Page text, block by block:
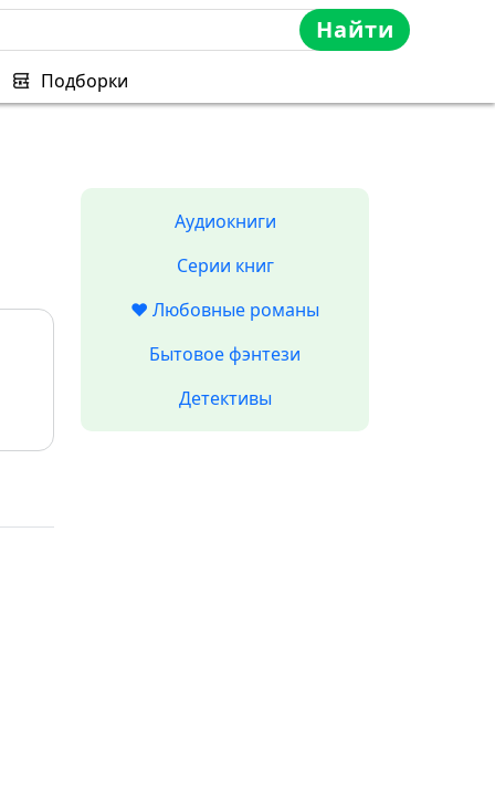
Найти
Подборки
Аудиокниги
Серии книг
❤️ Любовные романы
Бытовое фэнтези
Детективы